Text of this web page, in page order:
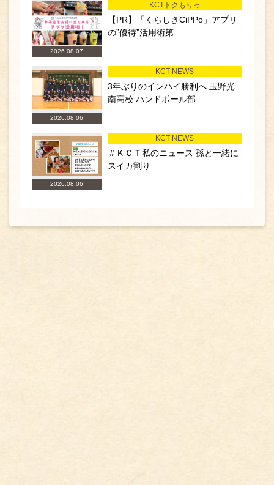
2026.08.07
KCTトクもりっ
【PR】「くらしきCiPPo」アプリ
の”優待”活用術第...
2026.08.06
KCT NEWS
3年ぶりのインハイ勝利へ 玉野光
南高校 ハンドボール部
2026.08.06
KCT NEWS
＃ＫＣＴ私のニュース 孫と一緒に
スイカ割り